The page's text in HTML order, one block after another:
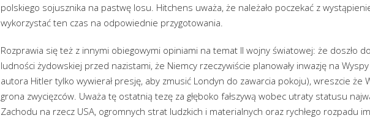
polskiego sojusznika na pastwę losu. Hitchens uważa, że należało poczekać z
wykorzystać ten czas na odpowiednie przygotowania.
Rozprawia się też z innymi obiegowymi opiniami na temat II wojny światowej: że doszło
ludności żydowskiej przed nazistami, że Niemcy rzeczywiście planowały inwazję na
autora Hitler tylko wywierał presję, aby zmusić Londyn do zawarcia pokoju), wreszcie że
grona zwycięzców. Uważa tę ostatnią tezę za głęboko fałszywą wobec utraty statusu
Zachodu na rzecz USA, ogromnych strat ludzkich i materialnych oraz rychłego rozpadu